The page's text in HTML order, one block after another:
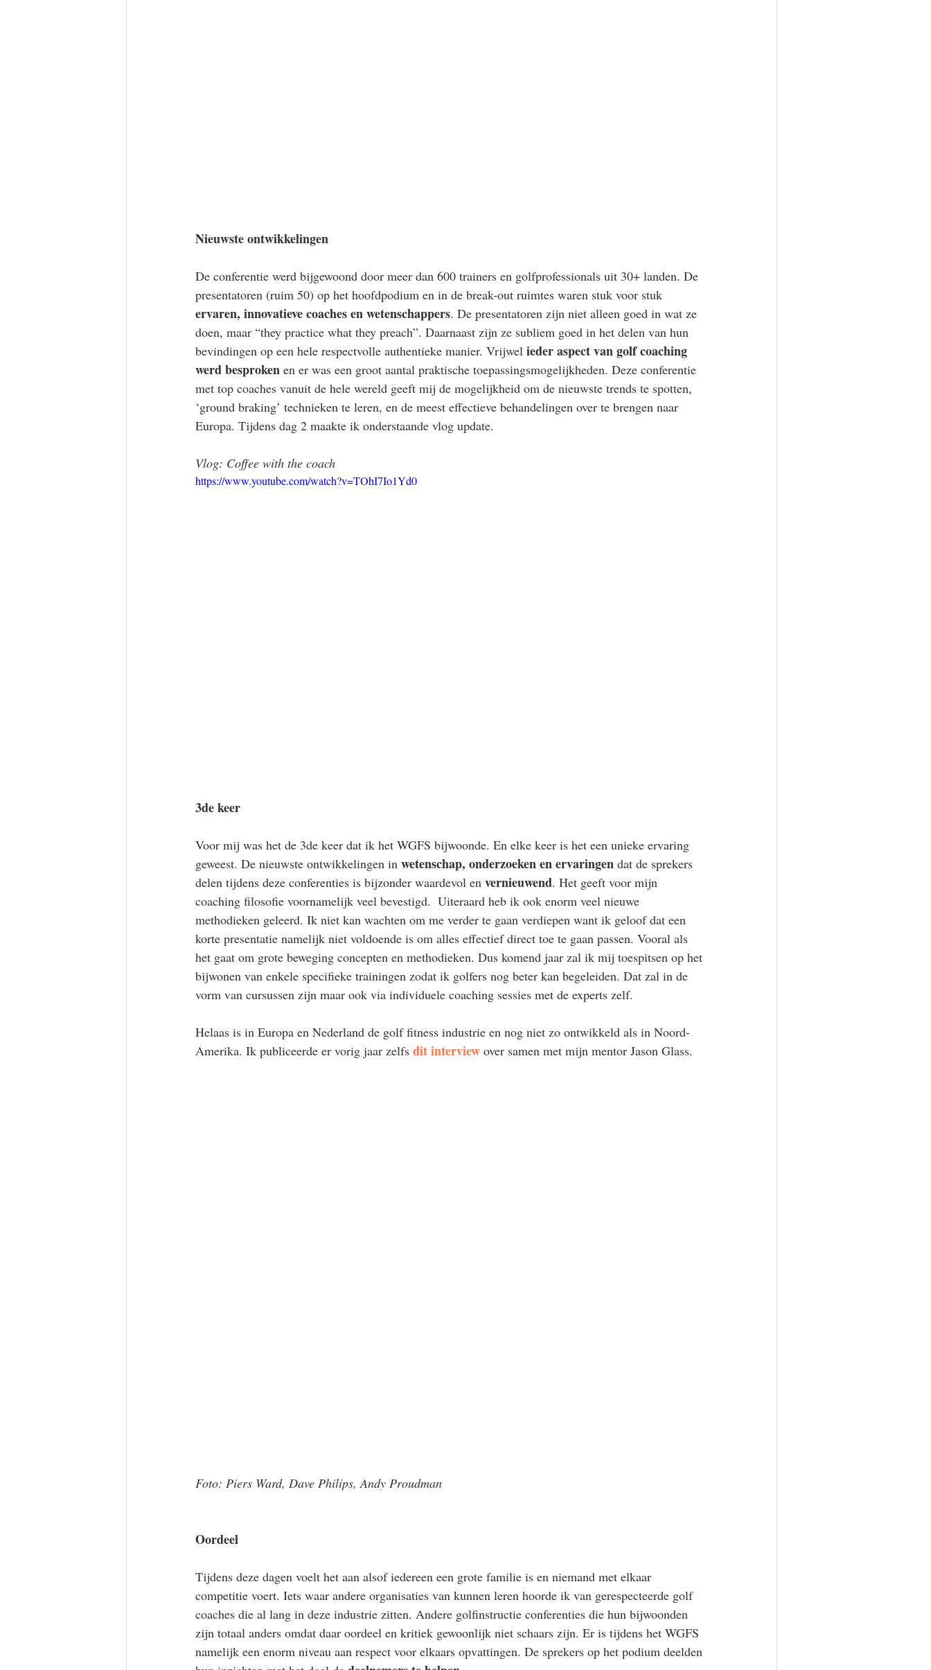
Nieuwste ontwikkelingen
De conferentie werd bijgewoond door meer dan 600 trainers en golfprofessionals uit 30+ landen. De
presentatoren (ruim 50) op het hoofdpodium en in de break-out ruimtes waren stuk voor stuk
ervaren, innovatieve coaches en wetenschappers. De presentatoren zijn niet alleen goed in wat ze
doen, maar “they practice what they preach”. Daarnaast zijn ze subliem goed in het delen van hun
bevindingen op een hele respectvolle authentieke manier. Vrijwel ieder aspect van golf coaching
werd besproken en er was een groot aantal praktische toepassingsmogelijkheden. Deze conferentie
met top coaches vanuit de hele wereld geeft mij de mogelijkheid om de nieuwste trends te spotten,
‘ground braking’ technieken te leren, en de meest effectieve behandelingen over te brengen naar
Europa. Tijdens dag 2 maakte ik onderstaande vlog update.
Vlog: Coffee with the coach
https://www.youtube.com/watch?v=TOhI7Io1Yd0
3de keer
Voor mij was het de 3de keer dat ik het WGFS bijwoonde. En elke keer is het een unieke ervaring
geweest. De nieuwste ontwikkelingen in wetenschap, onderzoeken en ervaringen dat de sprekers
delen tijdens deze conferenties is bijzonder waardevol en vernieuwend. Het geeft voor mijn
coaching filosofie voornamelijk veel bevestigd.  Uiteraard heb ik ook enorm veel nieuwe
methodieken geleerd. Ik niet kan wachten om me verder te gaan verdiepen want ik geloof dat een
korte presentatie namelijk niet voldoende is om alles effectief direct toe te gaan passen. Vooral als
het gaat om grote beweging concepten en methodieken. Dus komend jaar zal ik mij toespitsen op het
bijwonen van enkele specifieke trainingen zodat ik golfers nog beter kan begeleiden. Dat zal in de
vorm van cursussen zijn maar ook via individuele coaching sessies met de experts zelf.
Helaas is in Europa en Nederland de golf fitness industrie en nog niet zo ontwikkeld als in Noord-
Amerika. Ik publiceerde er vorig jaar zelfs dit interview over samen met mijn mentor Jason Glass.
Foto: Piers Ward, Dave Philips, Andy Proudman
Oordeel
Tijdens deze dagen voelt het aan alsof iedereen een grote familie is en niemand met elkaar
competitie voert. Iets waar andere organisaties van kunnen leren hoorde ik van gerespecteerde golf
coaches die al lang in deze industrie zitten. Andere golfinstructie conferenties die hun bijwoonden
zijn totaal anders omdat daar oordeel en kritiek gewoonlijk niet schaars zijn. Er is tijdens het WGFS
namelijk een enorm niveau aan respect voor elkaars opvattingen. De sprekers op het podium deelden